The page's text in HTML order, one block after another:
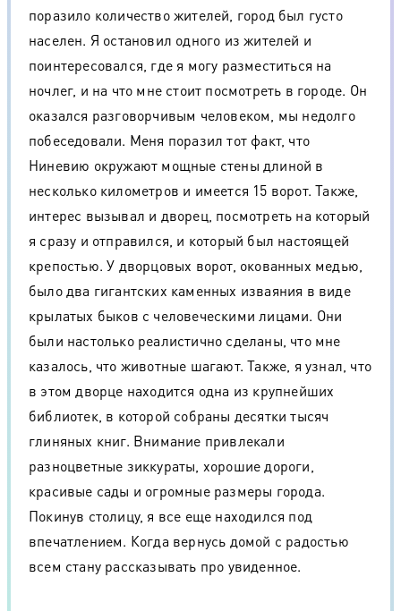
поразило количество жителей, город был густо
населен. Я остановил одного из жителей и
поинтересовался, где я могу разместиться на
ночлег, и на что мне стоит посмотреть в городе. Он
оказался разговорчивым человеком, мы недолго
побеседовали. Меня поразил тот факт, что
Ниневию окружают мощные стены длиной в
несколько километров и имеется 15 ворот. Также,
интерес вызывал и дворец, посмотреть на который
я сразу и отправился, и который был настоящей
крепостью. У дворцовых ворот, окованных медью,
было два гигантских каменных изваяния в виде
крылатых быков с человеческими лицами. Они
были настолько реалистично сделаны, что мне
казалось, что животные шагают. Также, я узнал, что
в этом дворце находится одна из крупнейших
библиотек, в которой собраны десятки тысяч
глиняных книг. Внимание привлекали
разноцветные зиккураты, хорошие дороги,
красивые сады и огромные размеры города.
Покинув столицу, я все еще находился под
впечатлением. Когда вернусь домой с радостью
всем стану рассказывать про увиденное.